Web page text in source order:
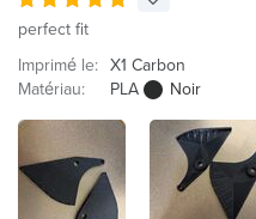
perfect fit
Imprimé le: X1 Carbon
Matériau:
PLA Noir